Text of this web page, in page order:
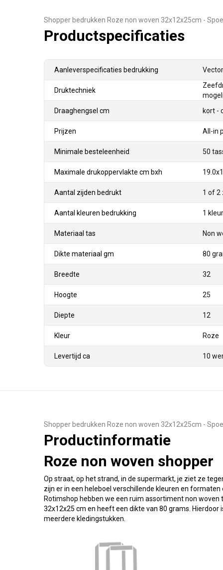
Shopper bedrukken Roze non woven 32x12x25cm -
Productspecificaties
Aanleverspecificaties bedrukking
Druktechniek
Draaghengsel cm
kort -
Prijzen All-in
Minimale besteleenheid 50
Maximale drukoppervlakte cm bxh
Aantal zijden bedrukt 1 of 2
Aantal kleuren bedrukking 1
Materiaal tas Non
Dikte materiaal gm 80
Breedte 32
Hoogte 25
Diepte 12
Kleur Roze
Levertijd ca 10
Shopper bedrukken Roze non woven 32x12x25cm -
Productinformatie
Roze non woven shopper
Op straat, op het strand, in de supermarkt, je ziet ze
zijn er in een heleboel verschillende kleuren en
Rotimshop hebben we een ruim assortiment non woven
32x12x25 cm en heeft een dikte van 80 grams.
meerdere kledingstukken.